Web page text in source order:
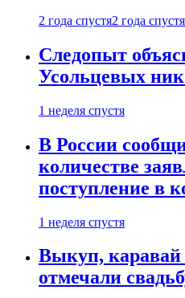
2 года спустя2 года спустя
Следопыт
Усольцевых
1 неделя спустя
В России
количестве
поступление в
1 неделя спустя
Выкуп, каравай
отмечали